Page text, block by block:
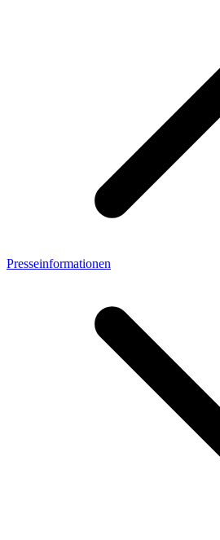
Presseinformationen